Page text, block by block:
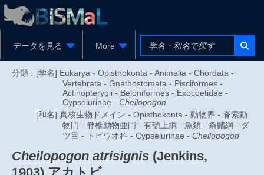
データを見る More
分類 : [学名] Eukarya - Opisthokonta - Animalia - Chordata -
Vertebrata - Gnathostomata - Pisciformes -
Actinopterygii - Beloniformes - Exocoetidae -
Cypselurinae - Cheilopogon
[和名] 真核生物ドメイン - Opisthokonta - 動物界 - 脊索動
物門 - 脊椎動物亜門 - 有顎上綱 - 魚類 - 条鰭綱 - ダ
ツ目 - トビウオ科 - Cypselurinae - Cheilopogon
Cheilopogon atrisignis (Jenkins,